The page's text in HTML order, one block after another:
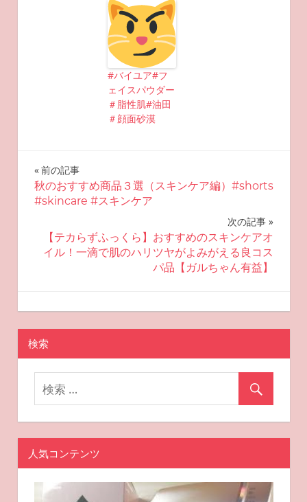
#バイユア#フ
ェイスパウダー
＃脂性肌#油田
＃顔面砂漠
投
稿
ナ
ビ
ー
シ
ョ
ン
前の記事
秋のおすすめ商品３選（スキンケア編）#shorts
#skincare #スキンケア
次の記事
【テカらずふっくら】おすすめのスキンケアオ
イル！一滴で肌のハリツヤがよみがえる良コス
パ品【ガルちゃん有益】
2024-10-11
miyu
おすすめスキンケア
検索
人気コンテンツ